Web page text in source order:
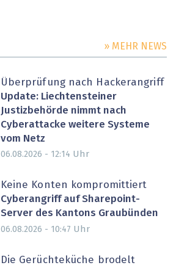
» MEHR NEWS
Überprüfung nach Hackerangriff
Update: Liechtensteiner
Justizbehörde nimmt nach
Cyberattacke weitere Systeme
vom Netz
06.08.2026 - 12:14 Uhr
Keine Konten kompromittiert
Cyberangriff auf Sharepoint-
Server des Kantons Graubünden
06.08.2026 - 10:47 Uhr
Die Gerüchteküche brodelt